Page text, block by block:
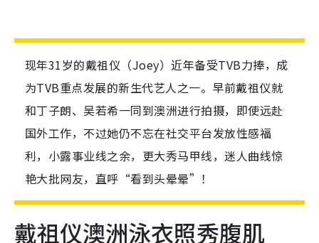
现年31岁的戴祖仪（Joey）近年备受TVB力捧，成
为TVB重点发展的新生代艺人之一。早前戴祖仪就
和丁子朗、吴若希一同到澳洲进行拍摄，即使远赴
国外工作，不过她仍不忘在社交平台发放性感福
利，小露事业线之余，更大秀马甲线，迷人曲线惊
艳大批网友，直呼“看到头晕晕”！
戴祖仪澳洲泳衣照秀腹肌